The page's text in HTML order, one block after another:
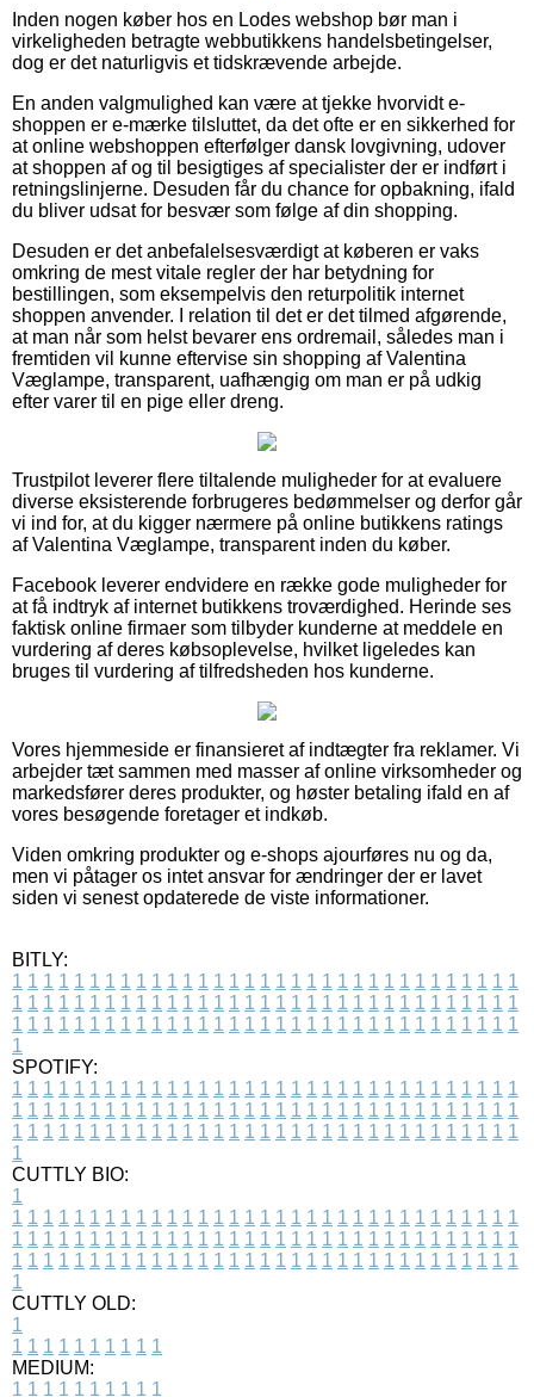
Inden nogen køber hos en Lodes webshop bør man i
virkeligheden betragte webbutikkens handelsbetingelser,
dog er det naturligvis et tidskrævende arbejde.
En anden valgmulighed kan være at tjekke hvorvidt e-
shoppen er e-mærke tilsluttet, da det ofte er en sikkerhed for
at online webshoppen efterfølger dansk lovgivning, udover
at shoppen af og til besigtiges af specialister der er indført i
retningslinjerne. Desuden får du chance for opbakning, ifald
du bliver udsat for besvær som følge af din shopping.
Desuden er det anbefalelsesværdigt at køberen er vaks
omkring de mest vitale regler der har betydning for
bestillingen, som eksempelvis den returpolitik internet
shoppen anvender. I relation til det er det tilmed afgørende,
at man når som helst bevarer ens ordremail, således man i
fremtiden vil kunne eftervise sin shopping af Valentina
Væglampe, transparent, uafhængig om man er på udkig
efter varer til en pige eller dreng.
Trustpilot leverer flere tiltalende muligheder for at evaluere
diverse eksisterende forbrugeres bedømmelser og derfor går
vi ind for, at du kigger nærmere på online butikkens ratings
af Valentina Væglampe, transparent inden du køber.
Facebook leverer endvidere en række gode muligheder for
at få indtryk af internet butikkens troværdighed. Herinde ses
faktisk online firmaer som tilbyder kunderne at meddele en
vurdering af deres købsoplevelse, hvilket ligeledes kan
bruges til vurdering af tilfredsheden hos kunderne.
Vores hjemmeside er finansieret af indtægter fra reklamer. Vi
arbejder tæt sammen med masser af online virksomheder og
markedsfører deres produkter, og høster betaling ifald en af
vores besøgende foretager et indkøb.
Viden omkring produkter og e-shops ajourføres nu og da,
men vi påtager os intet ansvar for ændringer der er lavet
siden vi senest opdaterede de viste informationer.
BITLY:
1 1 1 1 1 1 1 1 1 1 1 1 1 1 1 1 1 1 1 1 1 1 1 1 1 1 1 1 1 1 1 1 1
1 1 1 1 1 1 1 1 1 1 1 1 1 1 1 1 1 1 1 1 1 1 1 1 1 1 1 1 1 1 1 1 1
1 1 1 1 1 1 1 1 1 1 1 1 1 1 1 1 1 1 1 1 1 1 1 1 1 1 1 1 1 1 1 1 1
1
SPOTIFY:
1 1 1 1 1 1 1 1 1 1 1 1 1 1 1 1 1 1 1 1 1 1 1 1 1 1 1 1 1 1 1 1 1
1 1 1 1 1 1 1 1 1 1 1 1 1 1 1 1 1 1 1 1 1 1 1 1 1 1 1 1 1 1 1 1 1
1 1 1 1 1 1 1 1 1 1 1 1 1 1 1 1 1 1 1 1 1 1 1 1 1 1 1 1 1 1 1 1 1
1
CUTTLY BIO:
1
1 1 1 1 1 1 1 1 1 1 1 1 1 1 1 1 1 1 1 1 1 1 1 1 1 1 1 1 1 1 1 1 1
1 1 1 1 1 1 1 1 1 1 1 1 1 1 1 1 1 1 1 1 1 1 1 1 1 1 1 1 1 1 1 1 1
1 1 1 1 1 1 1 1 1 1 1 1 1 1 1 1 1 1 1 1 1 1 1 1 1 1 1 1 1 1 1 1 1
1
CUTTLY OLD:
1
1 1 1 1 1 1 1 1 1 1
MEDIUM:
1 1 1 1 1 1 1 1 1 1